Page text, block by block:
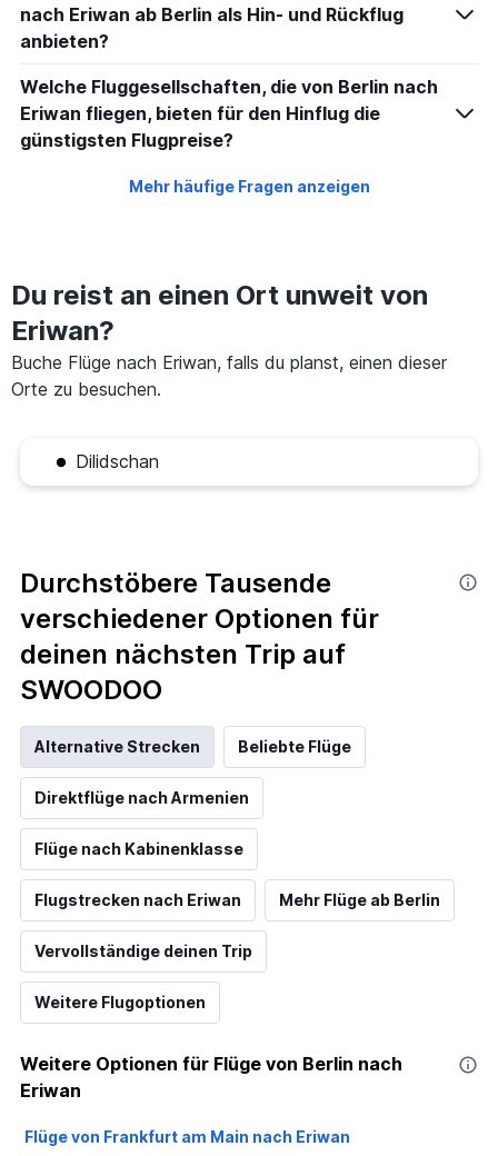
nach Eriwan ab Berlin als Hin- und Rückflug
anbieten?
Welche Fluggesellschaften, die von Berlin nach
Eriwan fliegen, bieten für den Hinflug die
günstigsten Flugpreise?
Mehr häufige Fragen anzeigen
Du reist an einen Ort unweit von
Eriwan?
Buche Flüge nach Eriwan, falls du planst, einen dieser
Orte zu besuchen.
Dilidschan
Durchstöbere Tausende
verschiedener Optionen für
deinen nächsten Trip auf
SWOODOO
Alternative Strecken Beliebte Flüge
Direktflüge nach Armenien
Flüge nach Kabinenklasse
Flugstrecken nach Eriwan Mehr Flüge ab Berlin
Vervollständige deinen Trip
Weitere Flugoptionen
Weitere Optionen für Flüge von Berlin nach
Eriwan
Flüge von Frankfurt am Main nach Eriwan